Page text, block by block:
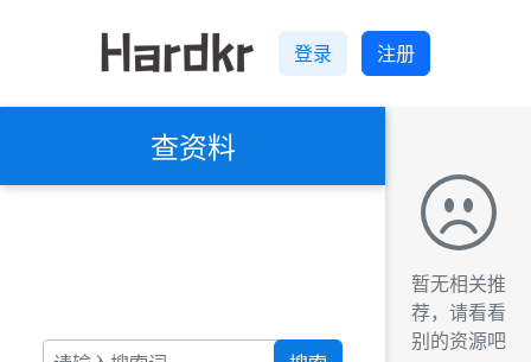
登录 注册
查资料
暂无相关推
荐，请看看
别的资源吧